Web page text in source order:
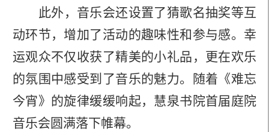
此外，音乐会还设置了猜歌名抽奖等互
动环节，增加了活动的趣味性和参与感。幸
运观众不仅收获了精美的小礼品，更在欢乐
的氛围中感受到了音乐的魅力。随着《难忘
今宵》的旋律缓缓响起，慧泉书院首届庭院
音乐会圆满落下帷幕。